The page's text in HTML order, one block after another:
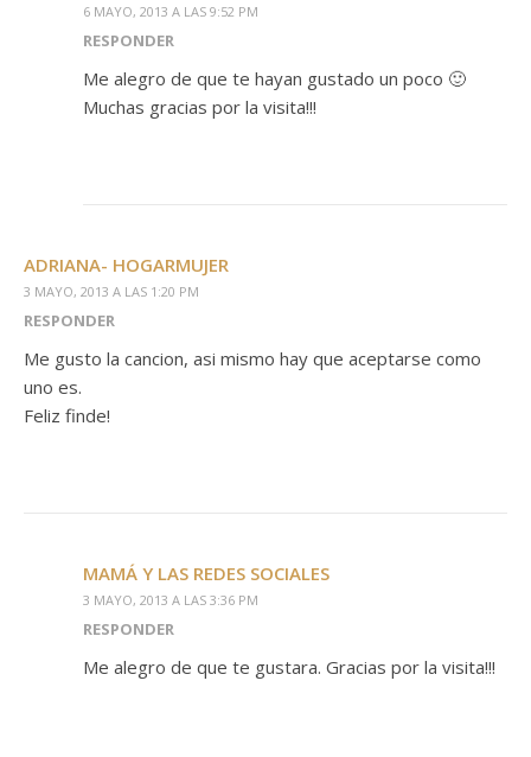
6 MAYO, 2013 A LAS 9:52 PM
RESPONDER
Me alegro de que te hayan gustado un poco 🙂
Muchas gracias por la visita!!!
ADRIANA- HOGARMUJER
3 MAYO, 2013 A LAS 1:20 PM
RESPONDER
Me gusto la cancion, asi mismo hay que aceptarse como
uno es.
Feliz finde!
MAMÁ Y LAS REDES SOCIALES
3 MAYO, 2013 A LAS 3:36 PM
RESPONDER
Me alegro de que te gustara. Gracias por la visita!!!